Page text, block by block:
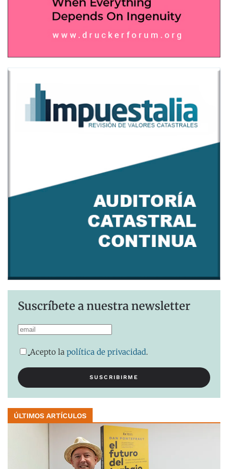
Suscríbete a nuestra newsletter
Acepto la política de privacidad.
ÚLTIMOS ARTÍCULOS